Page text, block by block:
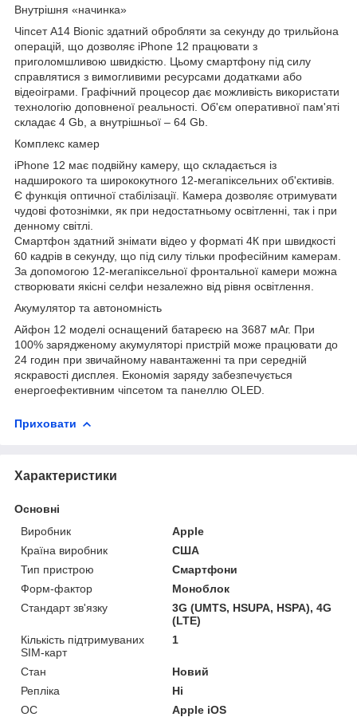
Внутрішня «начинка»
Чіпсет A14 Bionic здатний обробляти за секунду до трильйона
операцій, що дозволяє iPhone 12 працювати з
приголомшливою швидкістю. Цьому смартфону під силу
справлятися з вимогливими ресурсами додатками або
відеоіграми. Графічний процесор дає можливість використати
технологію доповненої реальності. Об'єм оперативної пам'яті
складає 4 Gb, а внутрішньої – 64 Gb.
Комплекс камер
iPhone 12 має подвійну камеру, що складається із
надширокого та ширококутного 12-мегапіксельних об'єктивів.
Є функція оптичної стабілізації. Камера дозволяє отримувати
чудові фотознімки, як при недостатньому освітленні, так і при
денному світлі.
Смартфон здатний знімати відео у форматі 4К при швидкості
60 кадрів в секунду, що під силу тільки професійним камерам.
За допомогою 12-мегапіксельної фронтальної камери можна
створювати якісні селфи незалежно від рівня освітлення.
Акумулятор та автономність
Айфон 12 моделі оснащений батареєю на 3687 мАг. При
100% зарядженому акумуляторі пристрій може працювати до
24 годин при звичайному навантаженні та при середній
яскравості дисплея. Економія заряду забезпечується
енергоефективним чіпсетом та панеллю OLED.
Приховати
Характеристики
Основні
Виробник
Apple
Країна виробник
США
Тип пристрою
Смартфони
Форм-фактор
Моноблок
Стандарт зв'язку
3G (UMTS, HSUPA, HSPA), 4G
(LTE)
Кількість підтримуваних
SIM-карт
1
Стан
Новий
Репліка
Ні
ОС
Apple iOS